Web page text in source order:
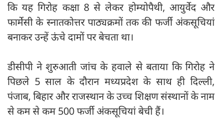
कि यह गिरोह कक्षा 8 से लेकर होम्योपैथी, आयुर्वेद और
फार्मेसी के स्नातकोत्तर पाठ्यक्रमों तक की फर्जी अंकसूचियां
बनाकर उन्हें ऊंचे दामों पर बेचता था।
डीसीपी ने शुरुआती जांच के हवाले से बताया कि गिरोह ने
पिछले 5 साल के दौरान मध्यप्रदेश के साथ ही दिल्ली,
पंजाब, बिहार और राजस्थान के उच्च शिक्षण संस्थानों के नाम
से कम से कम 500 फर्जी अंकसूचियां बेची हैं।